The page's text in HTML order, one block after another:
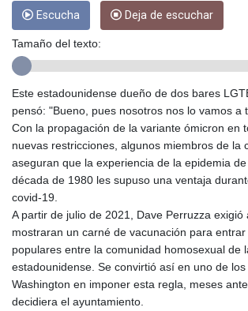
GEL 3.018477
GGP 0.857432
GIP 0.857432
GNF
GTQ 8.805348
GYD 241.43004
HKD 9.054939
HNL 30.930577
HRK 7.534661
HUF
IDR
ILS 3.476689
IMP 0.857432
INR
Escucha Deja de escuchar
Tamaño del texto:
Este estadounidense dueño de dos bares
pensó: "Bueno, pues nosotros nos lo vamos a
Con la propagación de la variante ómicron en
nuevas restricciones, algunos miembros de la
aseguran que la experiencia de la epidemia
década de 1980 les supuso una ventaja
covid-19.
A partir de julio de 2021, Dave Perruzza exigió
mostraran un carné de vacunación para entrar
populares entre la comunidad homosexual de
estadounidense. Se convirtió así en uno de
Washington en imponer esta regla, meses
decidiera el ayuntamiento.